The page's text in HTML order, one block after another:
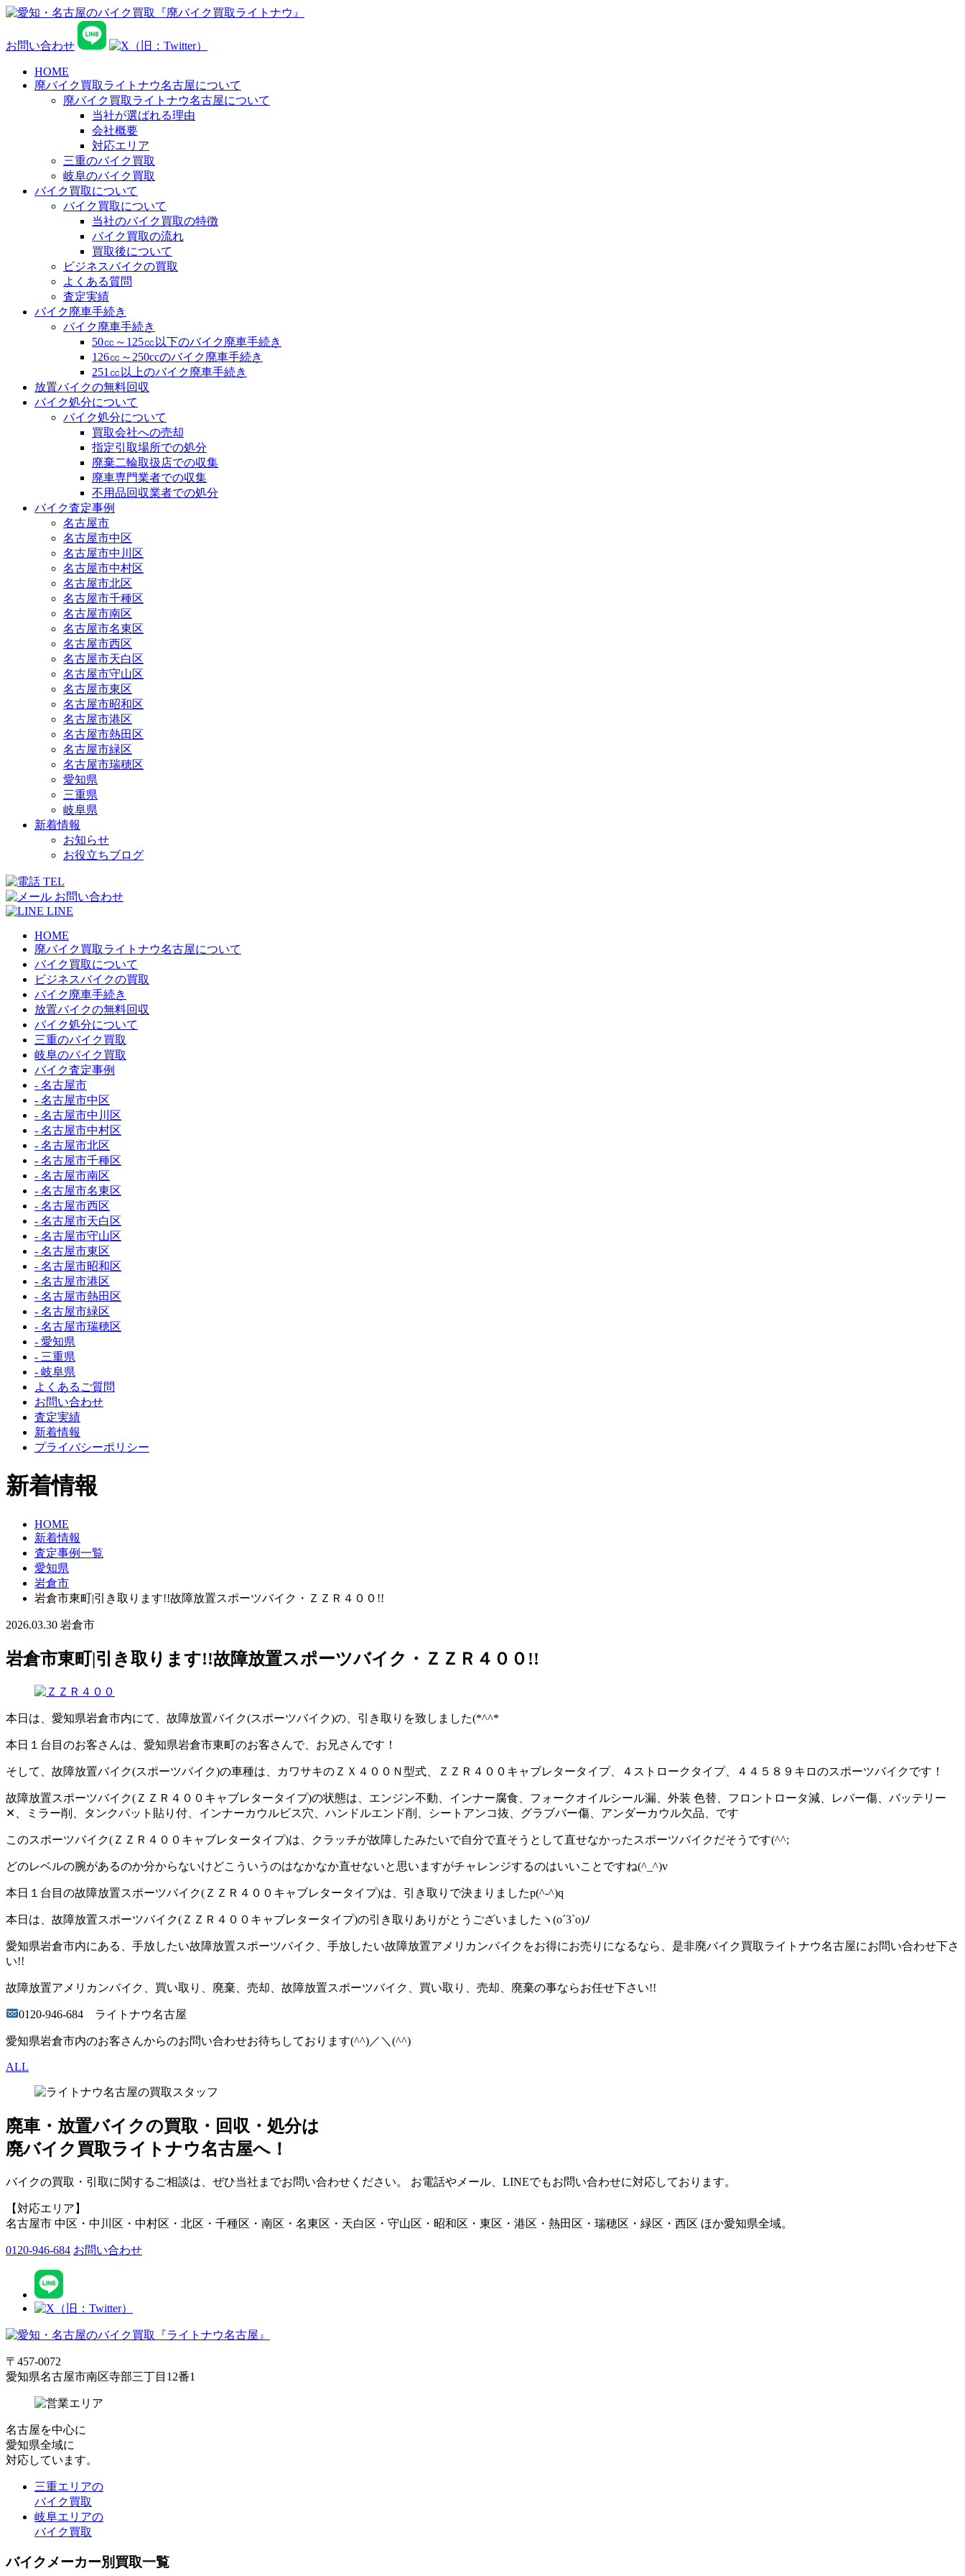
お問い合わせ
HOME
廃バイク買取ライトナウ名古屋について
廃バイク買取ライトナウ名古屋について
当社が選ばれる理由
会社概要
対応エリア
三重のバイク買取
岐阜のバイク買取
バイク買取について
バイク買取について
当社のバイク買取の特徴
バイク買取の流れ
買取後について
ビジネスバイクの買取
よくある質問
査定実績
バイク廃車手続き
バイク廃車手続き
50㏄～125㏄以下のバイク廃車手続き
126㏄～250ccのバイク廃車手続き
251㏄以上のバイク廃車手続き
放置バイクの無料回収
バイク処分について
バイク処分について
買取会社への売却
指定引取場所での処分
廃棄二輪取扱店での収集
廃車専門業者での収集
不用品回収業者での処分
バイク査定事例
名古屋市
名古屋市中区
名古屋市中川区
名古屋市中村区
名古屋市北区
名古屋市千種区
名古屋市南区
名古屋市名東区
名古屋市西区
名古屋市天白区
名古屋市守山区
名古屋市東区
名古屋市昭和区
名古屋市港区
名古屋市熱田区
名古屋市緑区
名古屋市瑞穂区
愛知県
三重県
岐阜県
新着情報
お知らせ
お役立ちブログ
TEL
お問い合わせ
LINE
HOME
廃バイク買取ライトナウ名古屋について
バイク買取について
ビジネスバイクの買取
バイク廃車手続き
放置バイクの無料回収
バイク処分について
三重のバイク買取
岐阜のバイク買取
バイク査定事例
- 名古屋市
- 名古屋市中区
- 名古屋市中川区
- 名古屋市中村区
- 名古屋市北区
- 名古屋市千種区
- 名古屋市南区
- 名古屋市名東区
- 名古屋市西区
- 名古屋市天白区
- 名古屋市守山区
- 名古屋市東区
- 名古屋市昭和区
- 名古屋市港区
- 名古屋市熱田区
- 名古屋市緑区
- 名古屋市瑞穂区
- 愛知県
- 三重県
- 岐阜県
よくあるご質問
お問い合わせ
査定実績
新着情報
プライバシーポリシー
新着情報
HOME
新着情報
査定事例一覧
愛知県
岩倉市
岩倉市東町|引き取ります!!故障放置スポーツバイク・ＺＺＲ４００!!
2026.03.30 岩倉市
岩倉市東町|引き取ります!!故障放置スポーツバイク・ＺＺＲ４００!!
本日は、愛知県岩倉市内にて、故障放置バイク(スポーツバイク)の、引き取りを致しました(*^^*ゞ
本日１台目のお客さんは、愛知県岩倉市東町のお客さんで、お兄さんです！
そして、故障放置バイク(スポーツバイク)の車種は、カワサキのＺＸ４００Ｎ型式、ＺＺＲ４００キャブレタータイプ、４ストロークタイプ、４４５８９キロのスポーツバイクです！
故障放置スポーツバイク(ＺＺＲ４００キャブレタータイプ)の状態は、エンジン不動、インナー腐食、フォークオイルシール漏、外装 色替、フロントロータ減、レバー傷、バッテリー
✕、ミラー削、タンクパット貼り付、インナーカウルビス穴、ハンドルエンド削、シートアンコ抜、グラブバー傷、アンダーカウル欠品、です
このスポーツバイク(ＺＺＲ４００キャブレタータイプ)は、クラッチが故障したみたいで自分で直そうとして直せなかったスポーツバイクだそうです(^^;
どのレベルの腕があるのか分からないけどこういうのはなかなか直せないと思いますがチャレンジするのはいいことですね(^_^)v
本日１台目の故障放置スポーツバイク(ＺＺＲ４００キャブレタータイプ)は、引き取りで決まりましたp(^-^)q
本日は、故障放置スポーツバイク(ＺＺＲ４００キャブレタータイプ)の引き取りありがとうございましたヽ(o´3`o)ﾉ
愛知県岩倉市内にある、手放したい故障放置スポーツバイク、手放したい故障放置アメリカンバイクをお得にお売りになるなら、是非廃バイク買取ライトナウ名古屋にお問い合わせ下さ
い!!
故障放置アメリカンバイク、買い取り、廃棄、売却、故障放置スポーツバイク、買い取り、売却、廃棄の事ならお任せ下さい!!
0120-946-684 ライトナウ名古屋
愛知県岩倉市内のお客さんからのお問い合わせお待ちしております(^^)／＼(^^)
ALL
廃車・放置バイクの買取・回収・処分は
廃バイク買取ライトナウ名古屋へ！
バイクの買取・引取に関するご相談は、ぜひ当社までお問い合わせください。 お電話やメール、LINEでもお問い合わせに対応しております。
【対応エリア】
名古屋市 中区・中川区・中村区・北区・千種区・南区・名東区・天白区・守山区・昭和区・東区・港区・熱田区・瑞穂区・緑区・西区 ほか愛知県全域。
0120-946-684 お問い合わせ
〒457-0072
愛知県名古屋市南区寺部三丁目12番1
名古屋を中心に
愛知県全域に
対応しています。
三重エリアの
バイク買取
岐阜エリアの
バイク買取
バイクメーカー別買取一覧